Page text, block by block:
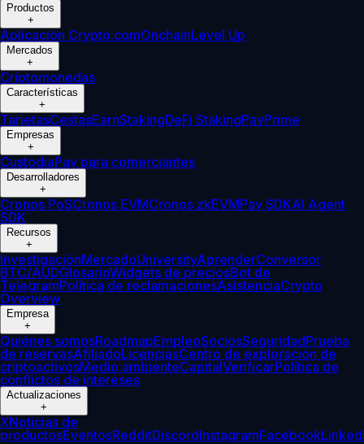
Productos
+
Aplicación Crypto.comOnchainLevel Up
Mercados
+
Criptomonedas
Características
+
TarjetasCestasEarnStakingDeFi StakingPayPrime
Empresas
+
CustodiaPay para comerciantes
Desarrolladores
+
Cronos PoSCronos EVMCronos zkEVMPay SDKAI Agent
SDK
Recursos
+
InvestigaciónMercadoUniversityAprenderConversor
BTC/AUDGlosarioWidgets de preciosBot de
TelegramPolítica de reclamacionesAsistenciaCrypto
Overview
Empresa
+
Quiénes somosRoadmapEmpleoSociosSeguridadPrueba
de reservasAfiliadoLicenciasCentro de exploración de
criptoactivosMedio ambienteCapitalVerificarPolítica de
conflictos de intereses
Actualizaciones
+
XNoticias de
productosEventosRedditDiscordInstagramFacebook